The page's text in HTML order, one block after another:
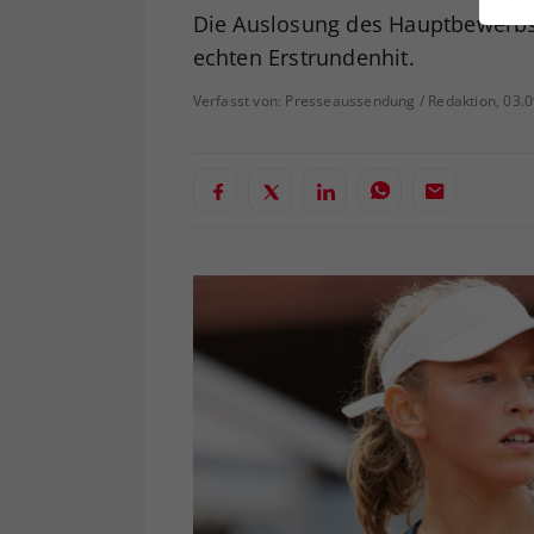
Die Auslosung des
echten Erstrundenhit.
Verfasst von: Presseaussendung / Redaktion,